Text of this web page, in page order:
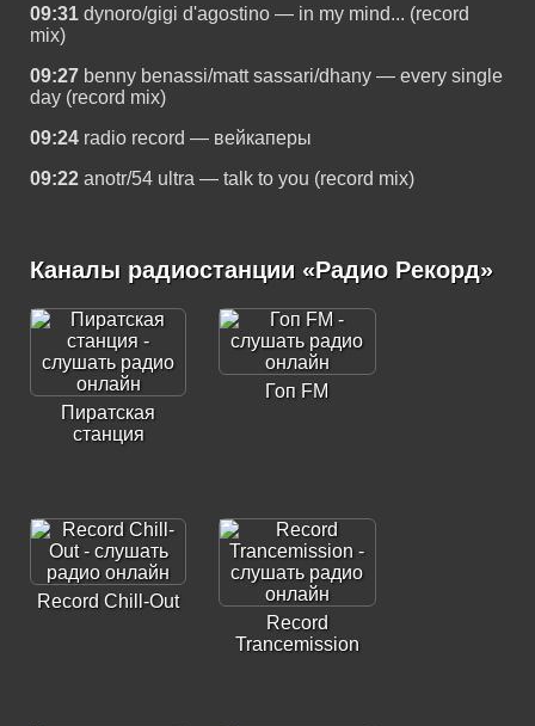
09:31 dynoro/gigi d'agostino — in my mind... (record
mix)
09:27 benny benassi/matt sassari/dhany — every single
day (record mix)
09:24 radio record — вейкаперы
09:22 anotr/54 ultra — talk to you (record mix)
Каналы радиостанции «Радио Рекорд»
Пиратская
станция
Гоп FM
Record Chill-Out
Record
Trancemission